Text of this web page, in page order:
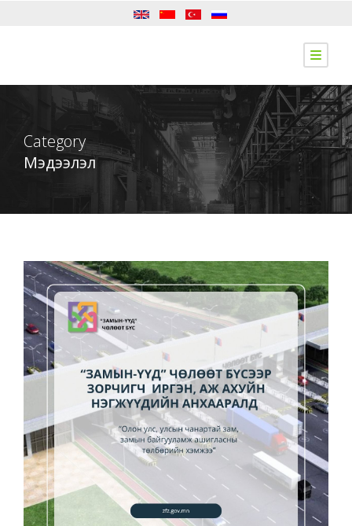
Category
Мэдээлэл